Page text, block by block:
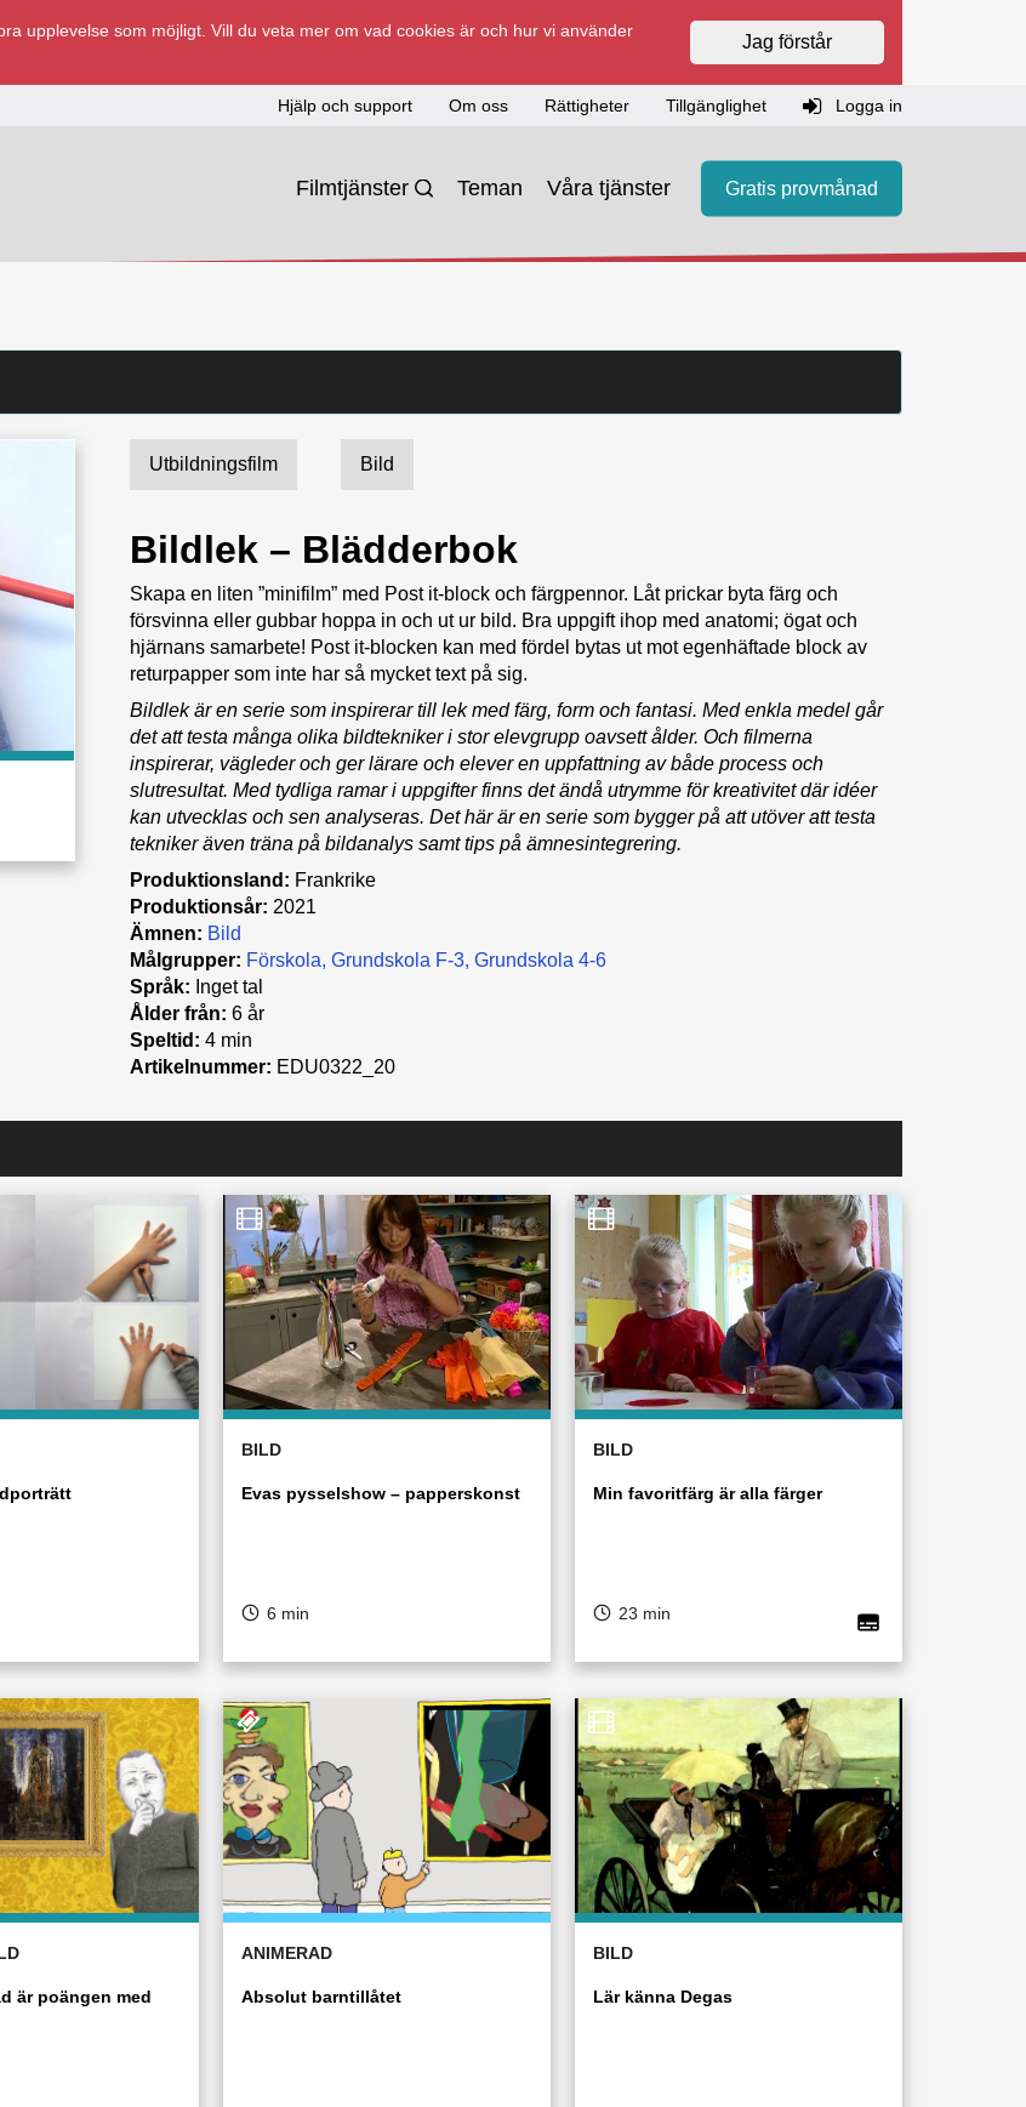
upplevelse som möjligt. Vill du veta mer om vad cookies är och hur vi använder
Jag förstår
Hjälp och support Om oss Rättigheter Tillgänglighet Logga in
Filmtjänster Teman Våra tjänster Gratis provmånad
Utbildningsfilm Bild
Bildlek – Blädderbok
Skapa en liten ”minifilm” med Post it-block och färgpennor. Låt prickar byta färg och
försvinna eller gubbar hoppa in och ut ur bild. Bra uppgift ihop med anatomi; ögat och
hjärnans samarbete! Post it-blocken kan med fördel bytas ut mot egenhäftade block av
returpapper som inte har så mycket text på sig.
Bildlek är en serie som inspirerar till lek med färg, form och fantasi. Med enkla medel går
det att testa många olika bildtekniker i stor elevgrupp oavsett ålder. Och filmerna
inspirerar, vägleder och ger lärare och elever en uppfattning av både process och
slutresultat. Med tydliga ramar i uppgifter finns det ändå utrymme för kreativitet där idéer
kan utvecklas och sen analyseras. Det här är en serie som bygger på att utöver att testa
tekniker även träna på bildanalys samt tips på ämnesintegrering.
Produktionsland: Frankrike
Produktionsår: 2021
Ämnen: Bild
Målgrupper: Förskola Grundskola F-3 Grundskola 4-6
Språk: Inget tal
Ålder från: 6 år
Speltid: 4 min
Artikelnummer: EDU0322_20
BILD
Evas pysselshow – papperskonst
6 min
BILD
Min favoritfärg är alla färger
23 min
är poängen med
ANIMERAD
Absolut barntillåtet
BILD
Lär känna Degas